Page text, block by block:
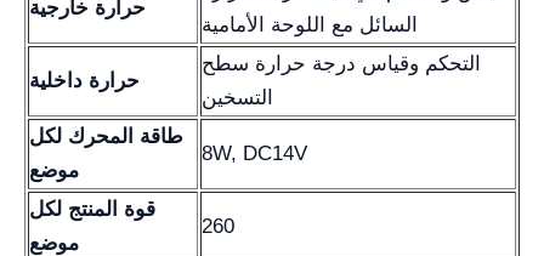
حرارة خارجية
السائل مع اللوحة الأمامية
حرارة داخلية
التحكم وقياس درجة حرارة سطح
التسخين
طاقة المحرك لكل
موضع
8W, DC14V
قوة المنتج لكل
موضع
260